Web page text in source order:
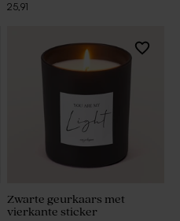
25,91
Zwarte geurkaars met
vierkante sticker